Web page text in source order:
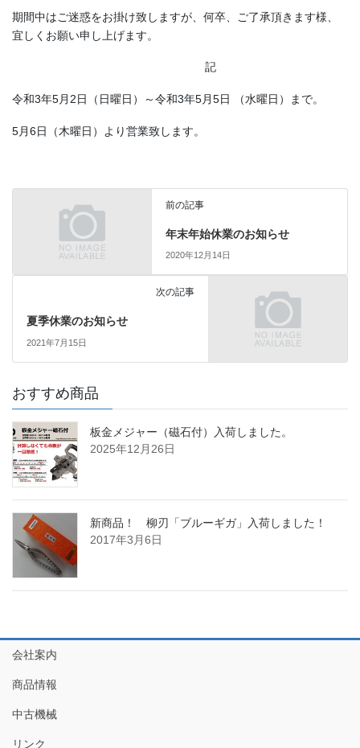
期間中はご迷惑をお掛け致しますが、何卒、ご了承頂きます様、
宜しくお願い申し上げます。
記
令和3年5月2日（日曜日）～令和3年5月5日 （水曜日）まで。
5月6日（木曜日）より営業致します。
前の記事
年末年始休業のお知らせ
2020年12月14日
次の記事
夏季休業のお知らせ
2021年7月15日
おすすめ商品
板金メジャー（磁石付）入荷しました。
2025年12月26日
新商品！ 柳刃「ブルーギガ」入荷しました！
2017年3月6日
会社案内
商品情報
中古機械
リンク